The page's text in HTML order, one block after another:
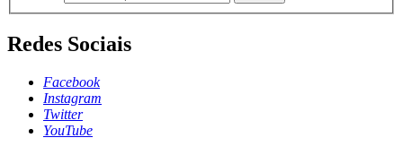
Redes Sociais
Facebook
Instagram
Twitter
YouTube